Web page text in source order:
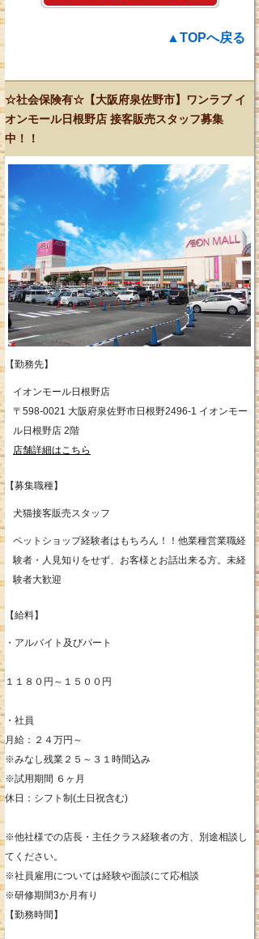
▲TOPへ戻る
☆社会保険有☆【大阪府泉佐野市】ワンラブ イ
オンモール日根野店 接客販売スタッフ募集
中！！
【勤務先】
イオンモール日根野店
〒598-0021 大阪府泉佐野市日根野2496-1 イオンモー
ル日根野店 2階
店舗詳細はこちら
【募集職種】
犬猫接客販売スタッフ
ペットショップ経験者はもちろん！！他業種営業職経
験者・人見知りをせず、お客様とお話出来る方。未経
験者大歓迎
【給料】
・アルバイト及びパート
１１８０円～１５００円
・社員
月給：２４万円～
※みなし残業２５～３１時間込み
※試用期間 ６ヶ月
休日：シフト制(土日祝含む)
※他社様での店長・主任クラス経験者の方、別途相談し
てください。
※社員雇用については経験や面談にて応相談
※研修期間3か月有り
【勤務時間】